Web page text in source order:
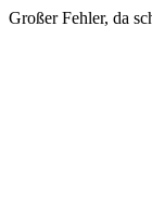
Großer Fehler, da